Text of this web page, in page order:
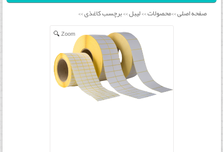
صفحه اصلی>>محصولات>>لیبل>>برچسب کاغذی>>
Zoom